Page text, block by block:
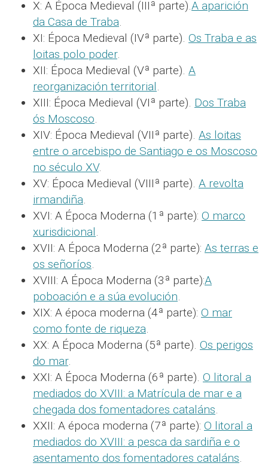
X: A Época Medieval (IIIª parte).A aparición
da Casa de Traba.
XI: Época Medieval (IVª parte). Os Traba e as
loitas polo poder.
XII: Época Medieval (Vª parte). A
reorganización territorial.
XIII: Época Medieval (VIª parte). Dos Traba
ós Moscoso.
XIV: Época Medieval (VIIª parte). As loitas
entre o arcebispo de Santiago e os Moscoso
no século XV.
XV: Época Medieval (VIIIª parte). A revolta
irmandiña.
XVI: A Época Moderna (1ª parte): O marco
xurisdicional.
XVII: A Época Moderna (2ª parte): As terras e
os señoríos.
XVIII: A Época Moderna (3ª parte):A
poboación e a súa evolución.
XIX: A época moderna (4ª parte): O mar
como fonte de riqueza.
XX: A Época Moderna (5ª parte). Os perigos
do mar.
XXI: A Época Moderna (6ª parte). O litoral a
mediados do XVIII: a Matrícula de mar e a
chegada dos fomentadores cataláns.
XXII: A época moderna (7ª parte): O litoral a
mediados do XVIII: a pesca da sardiña e o
asentamento dos fomentadores cataláns.